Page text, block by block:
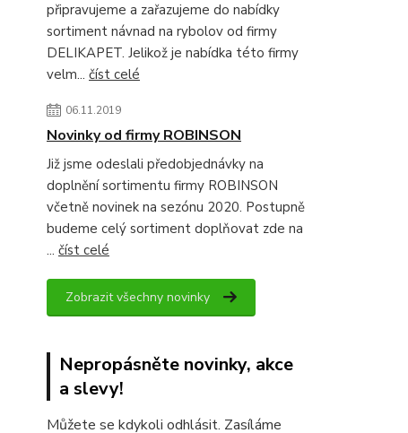
připravujeme a zařazujeme do nabídky
sortiment návnad na rybolov od firmy
DELIKAPET. Jelikož je nabídka této firmy
velm... číst celé
06.11.2019
Novinky od firmy ROBINSON
Již jsme odeslali předobjednávky na
doplnění sortimentu firmy ROBINSON
včetně novinek na sezónu 2020. Postupně
budeme celý sortiment doplňovat zde na
... číst celé
Zobrazit všechny novinky
Nepropásněte novinky, akce
a slevy!
Můžete se kdykoli odhlásit. Zasíláme